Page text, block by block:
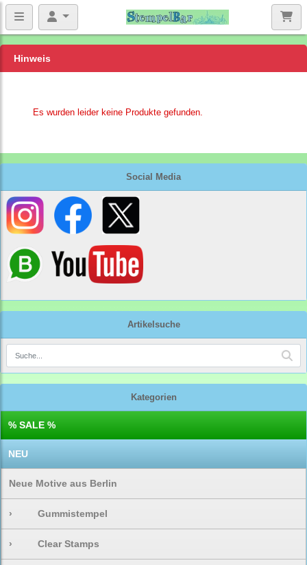
Social Media
Artikelsuche
Kategorien
% SALE %
NEU
Neue Motive aus Berlin
› Gummistempel
› Clear Stamps
Hinweis
Es wurden leider keine Produkte gefunden.